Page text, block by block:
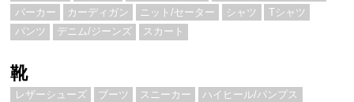
パーカー
カーディガン ニット/セーター シャツ
Tシャツ
パンツ
デニム/ジーンズ スカート
靴
レザーシューズ ブーツ スニーカー ハイヒール/パンプス